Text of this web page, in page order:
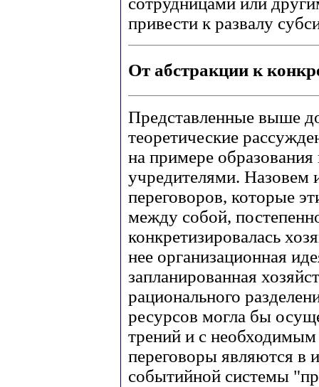
привести к развалу
От абстракции к
Представленные выше
теоретические
на примере
учредителями. Назовем
переговоров, которые
между собой,
конкретизировалась
нее организационная
запланированная
рационального
ресурсов могла бы
трений и с
переговоры являются в
событийной системы